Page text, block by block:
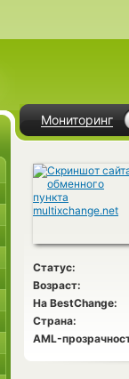
Мониторинг
Статус:
Возраст:
На BestChange:
Страна:
AML-